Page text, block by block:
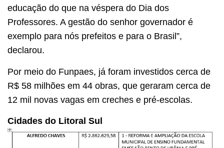
educação do que na véspera do Dia dos
Professores. A gestão do senhor governador é
exemplo para nós prefeitos e para o Brasil”,
declarou.
Por meio do Funpaes, já foram investidos cerca de
R$ 58 milhões em 44 obras, que geraram cerca de
12 mil novas vagas em creches e pré-escolas.
Cidades do Litoral Sul